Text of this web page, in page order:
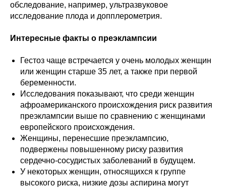
обследование, например, ультразвуковое
исследование плода и допплерометрия.
Интересные факты о преэклампсии
Гестоз чаще встречается у очень молодых женщин
или женщин старше 35 лет, а также при первой
беременности.
Исследования показывают, что среди женщин
афроамериканского происхождения риск развития
преэклампсии выше по сравнению с женщинами
европейского происхождения.
Женщины, перенесшие преэклампсию,
подвержены повышенному риску развития
сердечно-сосудистых заболеваний в будущем.
У некоторых женщин, относящихся к группе
высокого риска, низкие дозы аспирина могут